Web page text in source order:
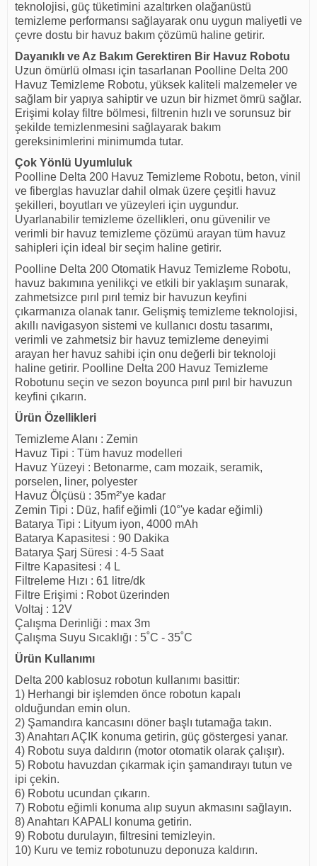
teknolojisi, güç tüketimini azaltırken olağanüstü
temizleme performansı sağlayarak onu uygun maliyetli ve
çevre dostu bir havuz bakım çözümü haline getirir.
Dayanıklı ve Az Bakım Gerektiren Bir Havuz Robotu
Uzun ömürlü olması için tasarlanan Poolline Delta 200
Havuz Temizleme Robotu, yüksek kaliteli malzemeler ve
sağlam bir yapıya sahiptir ve uzun bir hizmet ömrü sağlar.
Erişimi kolay filtre bölmesi, filtrenin hızlı ve sorunsuz bir
şekilde temizlenmesini sağlayarak bakım
gereksinimlerini minimumda tutar.
Çok Yönlü Uyumluluk
Poolline Delta 200 Havuz Temizleme Robotu, beton, vinil
ve fiberglas havuzlar dahil olmak üzere çeşitli havuz
şekilleri, boyutları ve yüzeyleri için uygundur.
Uyarlanabilir temizleme özellikleri, onu güvenilir ve
verimli bir havuz temizleme çözümü arayan tüm havuz
sahipleri için ideal bir seçim haline getirir.
Poolline Delta 200 Otomatik Havuz Temizleme Robotu,
havuz bakımına yenilikçi ve etkili bir yaklaşım sunarak,
zahmetsizce pırıl pırıl temiz bir havuzun keyfini
çıkarmanıza olanak tanır. Gelişmiş temizleme teknolojisi,
akıllı navigasyon sistemi ve kullanıcı dostu tasarımı,
verimli ve zahmetsiz bir havuz temizleme deneyimi
arayan her havuz sahibi için onu değerli bir teknoloji
haline getirir. Poolline Delta 200 Havuz Temizleme
Robotunu seçin ve sezon boyunca pırıl pırıl bir havuzun
keyfini çıkarın.
Ürün Özellikleri
Temizleme Alanı : Zemin
Havuz Tipi : Tüm havuz modelleri
Havuz Yüzeyi : Betonarme, cam mozaik, seramik,
porselen, liner, polyester
Havuz Ölçüsü : 35m²’ye kadar
Zemin Tipi : Düz, hafif eğimli (10°'ye kadar eğimli)
Batarya Tipi : Lityum iyon, 4000 mAh
Batarya Kapasitesi : 90 Dakika
Batarya Şarj Süresi : 4-5 Saat
Filtre Kapasitesi : 4 L
Filtreleme Hızı : 61 litre/dk
Filtre Erişimi : Robot üzerinden
Voltaj : 12V
Çalışma Derinliği : max 3m
Çalışma Suyu Sıcaklığı : 5˚C - 35˚C
Ürün Kullanımı
Delta 200 kablosuz robotun kullanımı basittir:
1) Herhangi bir işlemden önce robotun kapalı
olduğundan emin olun.
2) Şamandıra kancasını döner başlı tutamağa takın.
3) Anahtarı AÇIK konuma getirin, güç göstergesi yanar.
4) Robotu suya daldırın (motor otomatik olarak çalışır).
5) Robotu havuzdan çıkarmak için şamandırayı tutun ve
ipi çekin.
6) Robotu ucundan çıkarın.
7) Robotu eğimli konuma alıp suyun akmasını sağlayın.
8) Anahtarı KAPALI konuma getirin.
9) Robotu durulayın, filtresini temizleyin.
10) Kuru ve temiz robotunuzu deponuza kaldırın.